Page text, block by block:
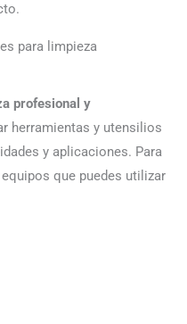
para limpieza
profesional y
herramientas y utensilios
y aplicaciones. Para
que puedes utilizar